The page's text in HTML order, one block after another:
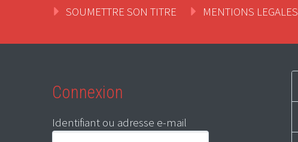
SOUMETTRE SON TITRE MENTIONS LEGALES
Connexion
Identifiant ou adresse e-mail